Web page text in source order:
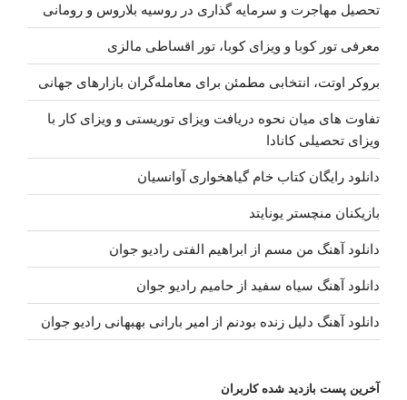
عالی”
تحصیل مهاجرت و سرمایه گذاری در روسیه بلاروس و رومانی
معرفی تور کوبا و ویزای کوبا، تور اقساطی مالزی
بروکر اوتت، انتخابی مطمئن برای معامله‌گران بازارهای جهانی
تفاوت های میان نحوه دریافت ویزای توریستی و ویزای کار با
ویزای تحصیلی کانادا
دانلود رایگان کتاب خام گیاهخواری آوانسیان
بازیکنان منچستر یونایتد
دانلود آهنگ من مسم از ابراهیم الفتی رادیو جوان
دانلود آهنگ سیاه سفید از حامیم رادیو جوان
دانلود آهنگ دلیل زنده بودنم از امیر بارانی بهبهانی رادیو جوان
آخرین پست بازدید شده کاربران